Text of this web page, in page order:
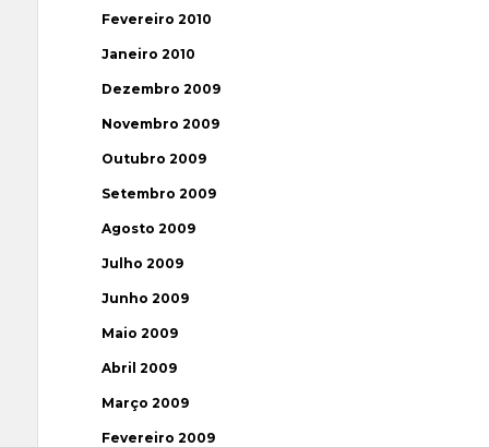
Fevereiro 2010
Janeiro 2010
Dezembro 2009
Novembro 2009
Outubro 2009
Setembro 2009
Agosto 2009
Julho 2009
Junho 2009
Maio 2009
Abril 2009
Março 2009
Fevereiro 2009